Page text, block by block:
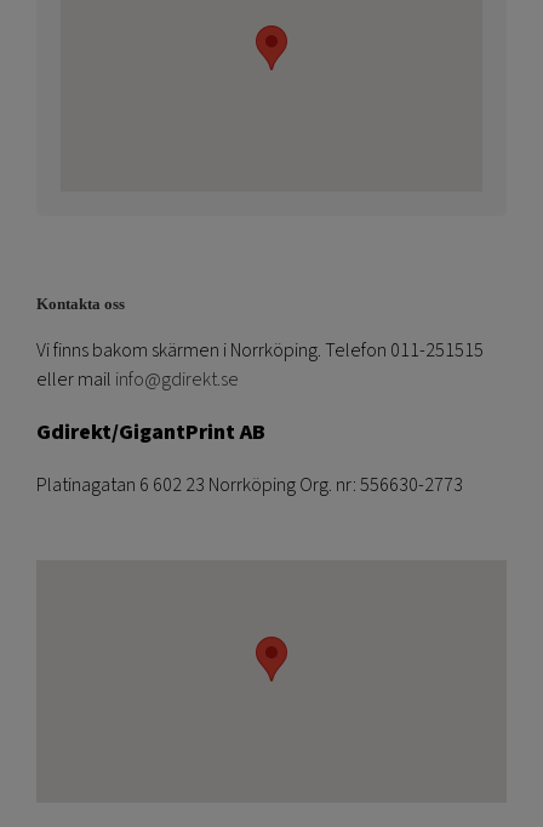
Kontakta oss
Vi finns bakom skärmen i Norrköping. Telefon 011-251515
eller mail info@gdirekt.se
Gdirekt/GigantPrint AB
Platinagatan 6 602 23 Norrköping Org. nr: 556630-2773